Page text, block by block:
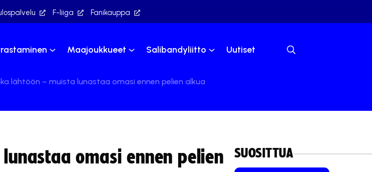
F-liiga Fanikauppa
Maajoukkueet Salibandyliitto Uutiset
lähtöön – muista lunastaa omasi ennen pelien alkua
omasi ennen pelien
SUOSITTUA